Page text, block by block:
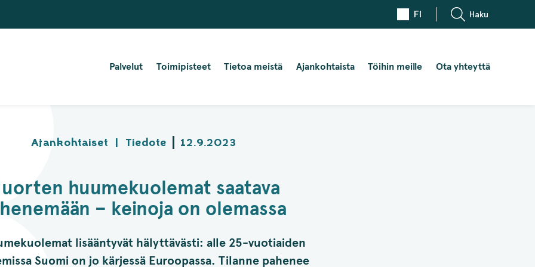
FI Haku
Palvelut Toimipisteet Tietoa meistä Ajankohtaista Töihin meille Ota yhteyttä
Ajankohtaiset | Tiedote 12.9.2023
huumekuolemat saatava
– keinoja on olemassa
lisääntyvät hälyttävästi: alle 25-vuotiaiden
Suomi on jo kärjessä Euroopassa. Tilanne pahenee